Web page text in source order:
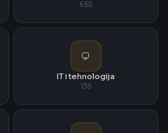
655
IT i tehnologija
138